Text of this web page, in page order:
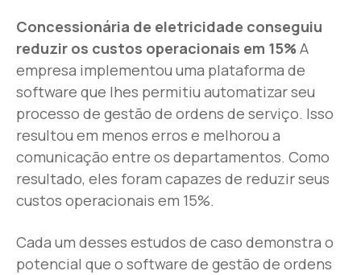
Concessionária de eletricidade conseguiu
reduzir os custos operacionais em 15%A
empresa implementou uma plataforma de
software que lhes permitiu automatizar seu
processo de gestão de ordens de serviço. Isso
resultou em menos erros e melhorou a
comunicação entre os departamentos. Como
resultado, eles foram capazes de reduzir seus
custos operacionais em 15%.
Cada um desses estudos de caso demonstra o
potencial que o software de gestão de ordens